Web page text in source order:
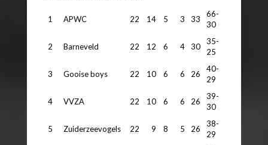
1 APWC 22 14 5 3 33
66-
30
2 Barneveld 22 12 6 4 30
35-
25
3 Gooise boys 22 10 6 6 26
40-
29
4 VVZA 22 10 6 6 26
39-
30
5 Zuiderzeevogels 22 9 8 5 26
38-
29